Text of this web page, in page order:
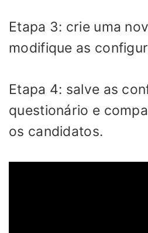
Etapa 3: crie uma
modifique as
Etapa 4: salve as
questionário e
os candidatos.